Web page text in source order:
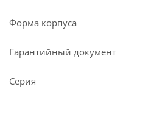
Форма корпуса
Гарантийный документ
Серия